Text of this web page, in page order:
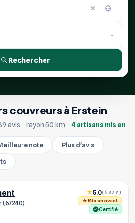
Rechercher
couvreurs à Erstein
avis · rayon 50 km · 4 artisans mis en
note Plus d'avis
(67240)
5.0(6 avis)
Mis en avant
Certifié